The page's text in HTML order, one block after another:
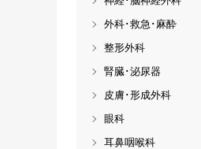
外科･救急･麻酔
整形外科
腎臓･泌尿器
皮膚･形成外科
眼科
耳鼻咽喉科